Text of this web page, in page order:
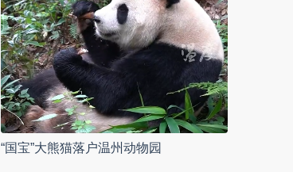
“国宝”大熊猫落户温州动物园